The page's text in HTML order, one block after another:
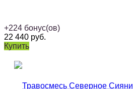
+224 бонус(ов)
22 440 руб.
Купить